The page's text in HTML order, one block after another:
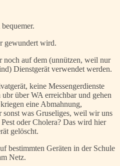
gewundert wird.
noch auf dem (unnützen, weil nur
Dienstgerät verwendet werden.
keine Messengerdienste
über WA erreichbar und gehen
eine Abmahnung,
sonst was Gruseliges, weil wir uns
oder Cholera? Das wird hier
gelöscht.
bestimmten Geräten in der Schule
Netz.